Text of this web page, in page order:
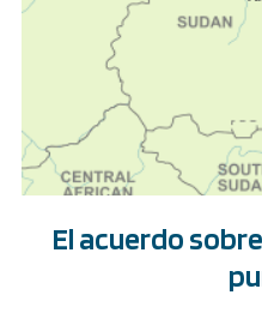
El acuerdo